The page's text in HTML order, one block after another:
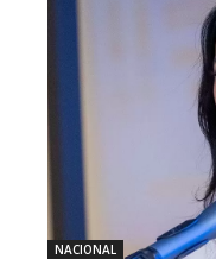
NACIONAL